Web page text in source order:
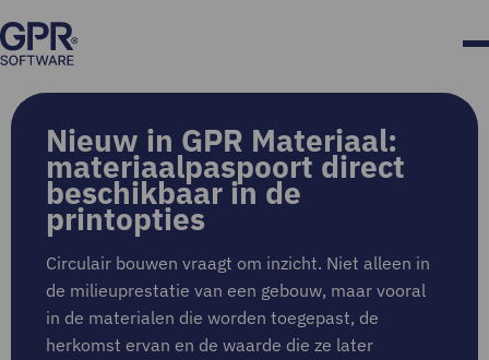
Nieuw in GPR Materiaal:
materiaalpaspoort direct
beschikbaar in de
printopties
Circulair bouwen vraagt om inzicht. Niet alleen in
de milieuprestatie van een gebouw, maar vooral
in de materialen die worden toegepast, de
herkomst ervan en de waarde die ze later